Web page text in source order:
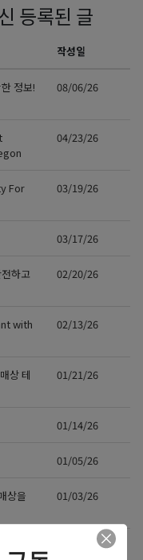
등록된 글
작성일
정보!
08/06/26
04/23/26
For
03/19/26
03/17/26
하고
02/20/26
with
02/13/26
상 테
01/21/26
01/14/26
01/05/26
상을
01/03/26
12/14/25